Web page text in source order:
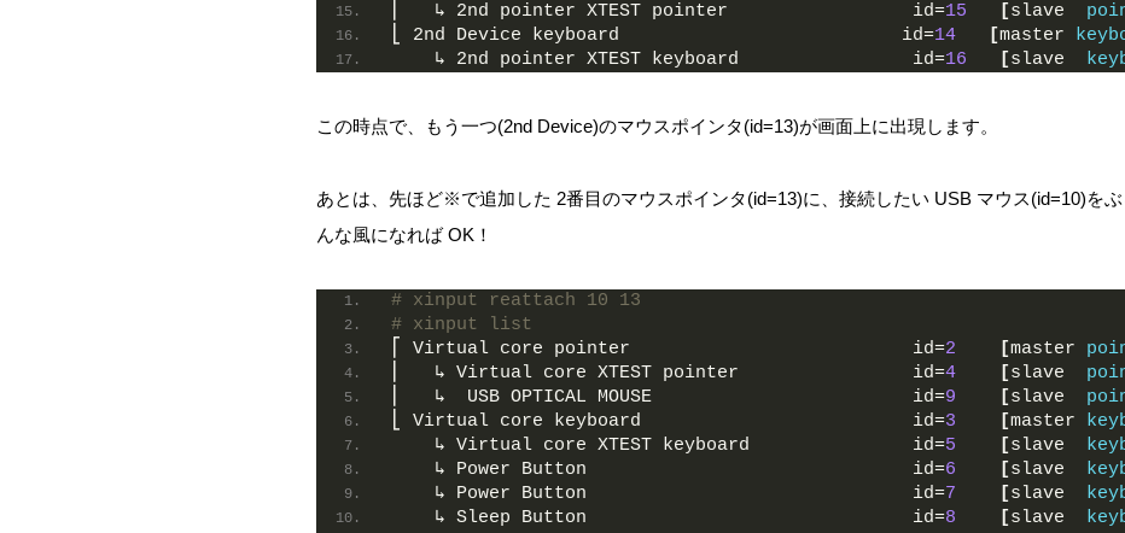
⎜   ↳ 2nd pointer XTEST pointer                 id=15 [slave
⎣ 2nd Device keyboard                          id=14 [master
    ↳ 2nd pointer XTEST keyboard                id=
16 [slave
この時点で、もう一つ(2nd Device)のマウスポインタ(id=13)が画面上に出現します。
あとは、先ほど※で追加した 2番目のマウスポインタ(id=13)に、接続したい USB マウス(id=10)を
んな風になれば OK！
# xinput reattach 10 13
# xinput list
⎡ Virtual core pointer                          id=2 [master
⎜   ↳ Virtual core XTEST pointer                id=4 [slave
⎜   ↳  USB OPTICAL MOUSE                        id=9 [slave
⎣ Virtual core keyboard                         id=3 [master
    ↳ Virtual core XTEST keyboard               id=
5 [slave
    ↳ Power Button                              id=
6 [slave
    ↳ Power Button                              id=
7 [slave
    ↳ Sleep Button                              id=
8 [slave